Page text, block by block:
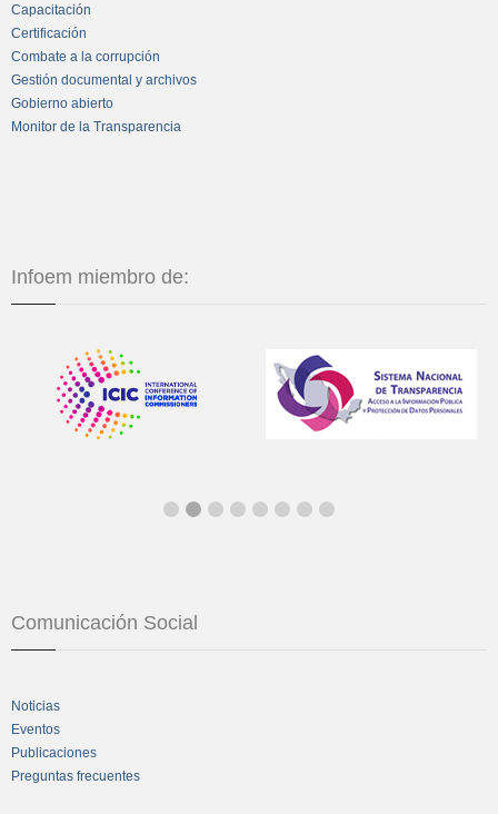
Capacitación
Certificación
Combate a la corrupción
Gestión documental y archivos
Gobierno abierto
Monitor de la Transparencia
Infoem miembro de:
Comunicación Social
Noticias
Eventos
Publicaciones
Preguntas frecuentes